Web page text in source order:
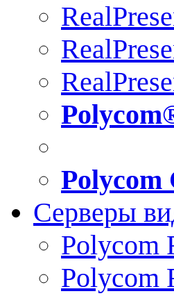
Polycom
Серверы
Polycom
Polycom